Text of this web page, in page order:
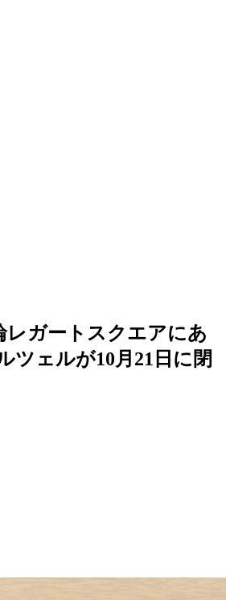
レガートスクエアにあ
ツェルが10月21日に閉